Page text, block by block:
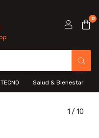
0
TECNO Salud & Bienestar
1 / 10